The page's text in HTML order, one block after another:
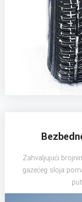
Zahvaljujući
gazećeg sloja